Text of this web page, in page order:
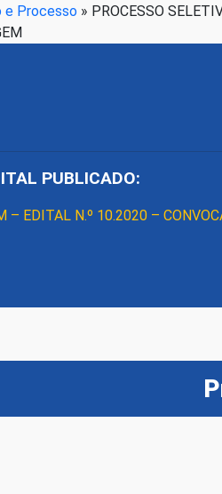
e Processo » PROCESSO
PUBLICADO:
– EDITAL N.º 10.2020 –